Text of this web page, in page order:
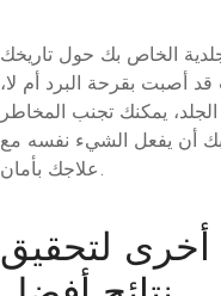
الخاص بك حول تاريخك
أصبت بقرحة البرد أم لا،
يمكنك تجنب المخاطر
أن يفعل الشيء نفسه مع
علاجك بأمان.
أخرى لتحقيق